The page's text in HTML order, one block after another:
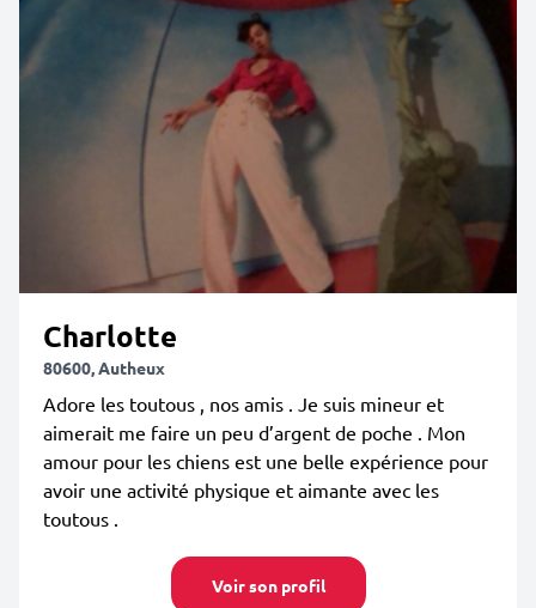
Charlotte
80600, Autheux
Adore les toutous , nos amis . Je suis mineur et
aimerait me faire un peu d’argent de poche . Mon
amour pour les chiens est une belle expérience pour
avoir une activité physique et aimante avec les
toutous .
Voir son profil